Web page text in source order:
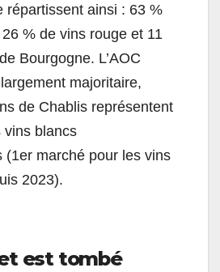
répartissent ainsi : 63 %
% de vins rouge et 11
Bourgogne. L’AOC
majoritaire,
de Chablis représentent
vins blancs
(1er marché pour les vins
2023).
est tombé